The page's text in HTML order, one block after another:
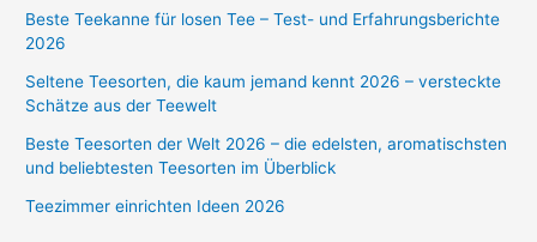
Beste Teekanne für losen Tee – Test- und Erfahrungsberichte
2026
Seltene Teesorten, die kaum jemand kennt 2026 – versteckte
Schätze aus der Teewelt
Beste Teesorten der Welt 2026 – die edelsten, aromatischsten
und beliebtesten Teesorten im Überblick
Teezimmer einrichten Ideen 2026